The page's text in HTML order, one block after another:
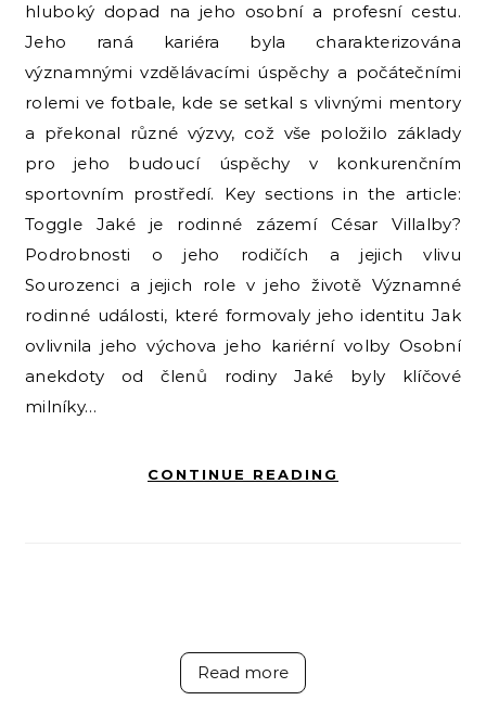
hluboký dopad na jeho osobní a profesní cestu.
Jeho raná kariéra byla charakterizována
významnými vzdělávacími úspěchy a počátečními
rolemi ve fotbale, kde se setkal s vlivnými mentory
a překonal různé výzvy, což vše položilo základy
pro jeho budoucí úspěchy v konkurenčním
sportovním prostředí. Key sections in the article:
Toggle Jaké je rodinné zázemí César Villalby?
Podrobnosti o jeho rodičích a jejich vlivu
Sourozenci a jejich role v jeho životě Významné
rodinné události, které formovaly jeho identitu Jak
ovlivnila jeho výchova jeho kariérní volby Osobní
anekdoty od členů rodiny Jaké byly klíčové
milníky…
CONTINUE READING
Read more